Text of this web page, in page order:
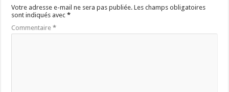
Votre adresse e-mail ne sera pas publiée. Les champs obligatoires
sont indiqués avec*
Commentaire*